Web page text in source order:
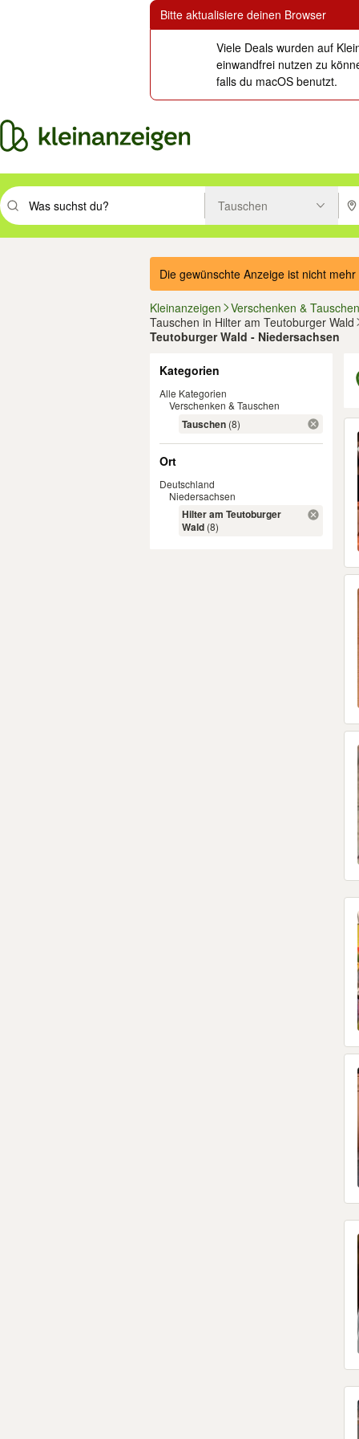
Bitte aktualisiere deinen Browser
Viele Deals wurden auf
einwandfrei nutzen zu
falls du macOS benutzt.
Suchbegriff eingeben. Eingabetaste drücken um zu suchen, oder
Tauschen
Die gewünschte Anzeige ist nicht
Kleinanzeigen
Verschenken & Tauschen
Tauschen in Hilter am Teutoburger Wald
Teutoburger Wald - Niedersachsen
Kategorien
Alle Kategorien
Verschenken & Tauschen
Tauschen (8)
Ort
Deutschland
Niedersachsen
Hilter am Teutoburger
Wald (8)